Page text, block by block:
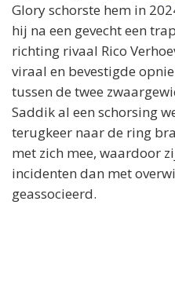
Glory schorste hem in
hij na een gevecht een
richting rivaal Rico
viraal en bevestigde
tussen de twee
Saddik al een schorsing
terugkeer naar de ring
met zich mee, waardoor
incidenten dan met
geassocieerd.